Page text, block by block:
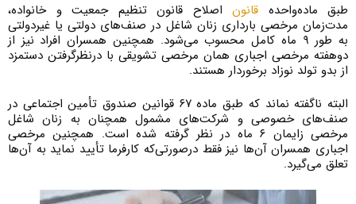
طبق ماده‌واحده قانون اصلاح قانون تنظیم جمعیت و خانواده،
مدت‌زمان مرخصی بارداری زنان شاغل در صنف‌های دولتی یا غیردولتی
به طور ۹ ماه کامل محسوب می‌شود. همچنین همسران افراد نیز از
دوهفته مرخصی اجباری همان مرخصی تشویقی با درنظرگرفتن دستمزد
از بدو تولد نوزاد برخوردار هستند.
البته ناگفته نماند که طبق ماده ۶۷ قوانین صندوق تأمین اجتماعی در
صنف‌های خصوصی و شرکت‌های مشمول همچنان به زنان شاغل
مرخصی زایمان ۶ ماه در نظر گرفته شده است. همچنین مرخصی
اجباری همسران آن‌ها نیز فقط درصورتی‌که کارفرما تأیید نماید به آن‌ها
تعلق می‌گیرد.